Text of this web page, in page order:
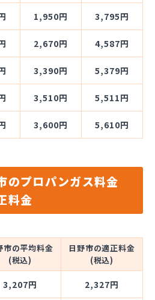
1,950円 3,795円
2,670円 4,587円
3,390円 5,379円
3,510円 5,511円
3,600円 5,610円
のプロパンガス料金
料金
市の平均料金
(税込)
日野市の適正料金
(税込)
3,207円 2,327円